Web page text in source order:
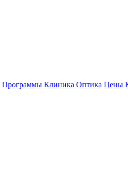
Программы Клиника Оптика Цены